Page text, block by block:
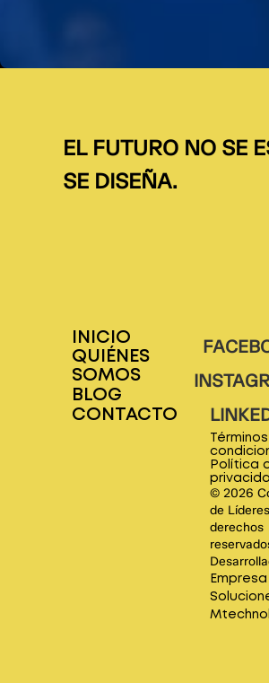
EL FUTURO NO SE
SE DISEÑA.
INICIO
QUIÉNES
SOMOS
BLOG
CONTACTO
Política
© 2026
de
derechos